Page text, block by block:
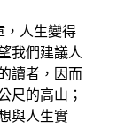
，人生變得
我們建議人
讀者，因而
尺的高山；
與人生實